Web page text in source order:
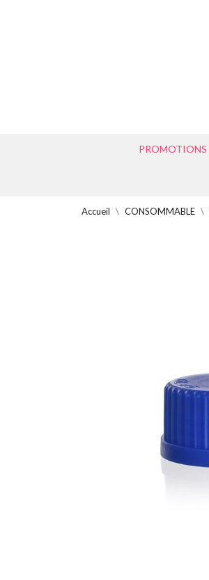
PROMOTIONS
Accueil CONSOMMABLE